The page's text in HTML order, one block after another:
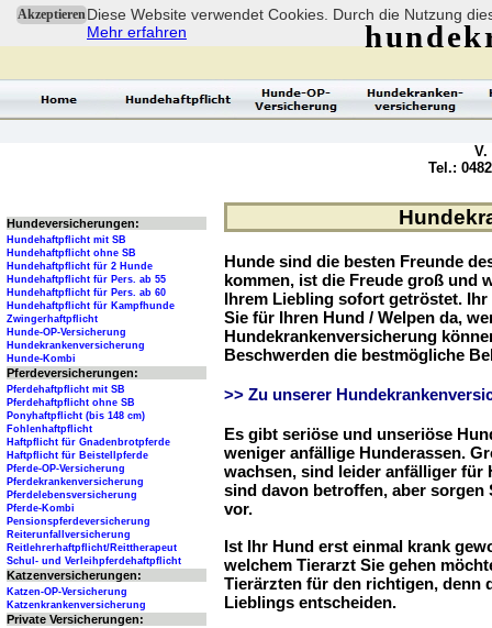
AkzeptierenDiese Website verwendet Cookies. Durch die Nutzung
Mehr erfahren
Hunde sind die besten Freunde
kommen, ist die Freude groß und
Ihrem Liebling sofort getröstet.
Sie für Ihren Hund / Welpen da,
Hundekrankenversicherung
Beschwerden die bestmögliche
>> Zu unserer
Es gibt seriöse und unseriöse
weniger anfällige Hunderassen.
wachsen, sind leider anfälliger für
sind davon betroffen, aber sorgen
vor.
Ist Ihr Hund erst einmal krank
welchem Tierarzt Sie gehen
Tierärzten für den richtigen, denn
Lieblings entscheiden.
Hundeversicherungen:
Hundehaftpflicht mit SB
Hundehaftpflicht ohne SB
Hundehaftpflicht für 2 Hunde
Hundehaftpflicht für Pers. ab 55
Hundehaftpflicht für Pers. ab 60
Hundehaftpflicht für Kampfhunde
Zwingerhaftpflicht
Hunde-OP-Versicherung
Hundekrankenversicherung
Hunde-Kombi
Pferdeversicherungen:
Pferdehaftpflicht mit SB
Pferdehaftpflicht ohne SB
Ponyhaftpflicht (bis 148 cm)
Fohlenhaftpflicht
Haftpflicht für Gnadenbrotpferde
Haftpflicht für Beistellpferde
Pferde-OP-Versicherung
Pferdekrankenversicherung
Pferdelebensversicherung
Pferde-Kombi
Pensionspferdeversicherung
Reiterunfallversicherung
Reitlehrerhaftpflicht/Reittherapeut
Schul- und Verleihpferdehaftpflicht
Katzenversicherungen:
Katzen-OP-Versicherung
Katzenkrankenversicherung
Private Versicherungen:
V.
Tel.: